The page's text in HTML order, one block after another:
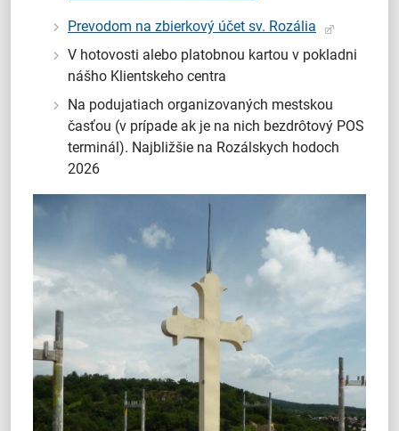
Prevodom na zbierkový účet sv. Rozália
V hotovosti alebo platobnou kartou v pokladni
nášho Klientskeho centra
Na podujatiach organizovaných mestskou
časťou (v prípade ak je na nich bezdrôtový POS
terminál). Najbližšie na Rozálskych hodoch
2026